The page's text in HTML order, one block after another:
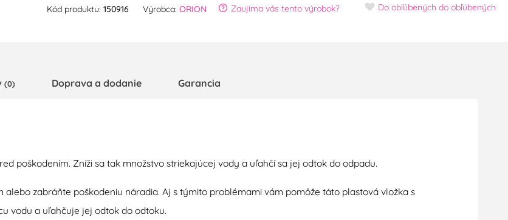
Kód produktu: 150916 Výrobca: ORION Zaujíma vás tento výrobok? Do obľúbených do obľúbených
(0) Doprava a dodanie Garancia
poškodením. Zníži sa tak množstvo striekajúcej vody a uľahčí sa jej odtok do odpadu.
zabráňte poškodeniu náradia. Aj s týmito problémami vám pomôže táto plastová vložka s
vodu a uľahčuje jej odtok do odtoku.